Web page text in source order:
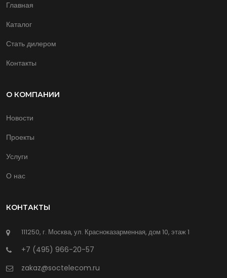
Главная
Каталог
Стать дилером
Контакты
О КОМПАНИИ
Новости
Проекты
Услуги
О нас
КОНТАКТЫ
111250, г. Москва, ул. Красноказарменная, дом 10, этаж 1
+7 (495) 966-20-57
zakaz@soctelecom.ru